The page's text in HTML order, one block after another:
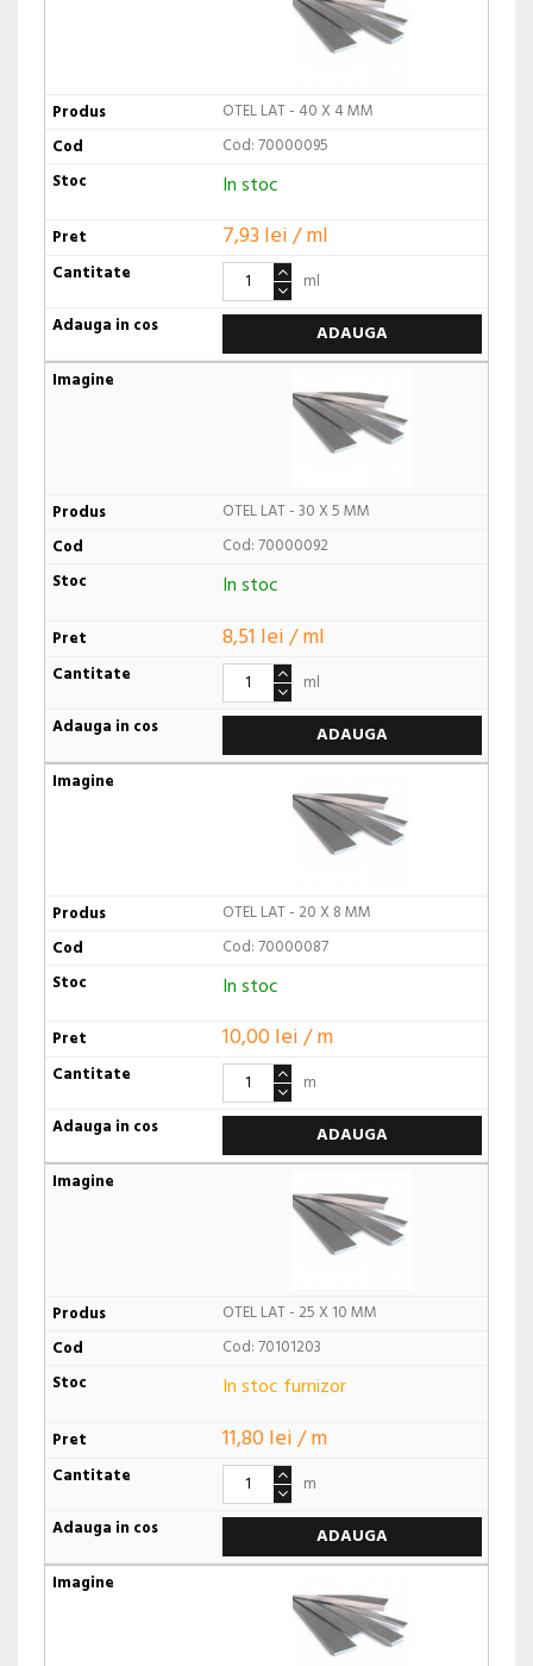
OTEL LAT - 40 X 4 MM
Cod: 70000095
In stoc
7,93 lei / ml
ml
ADAUGA
OTEL LAT - 30 X 5 MM
Cod: 70000092
In stoc
8,51 lei / ml
ml
ADAUGA
OTEL LAT - 20 X 8 MM
Cod: 70000087
In stoc
10,00 lei / m
m
ADAUGA
OTEL LAT - 25 X 10 MM
Cod: 70101203
In stoc furnizor
11,80 lei / m
m
ADAUGA